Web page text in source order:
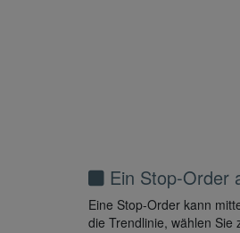
Ein Stop-Order
Eine Stop-Order kann
die Trendlinie, wählen Sie